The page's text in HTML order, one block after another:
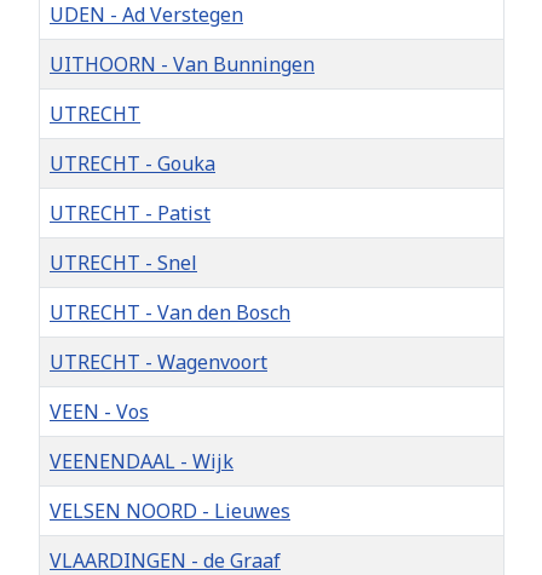
UDEN - Ad Verstegen
UITHOORN - Van Bunningen
UTRECHT
UTRECHT - Gouka
UTRECHT - Patist
UTRECHT - Snel
UTRECHT - Van den Bosch
UTRECHT - Wagenvoort
VEEN - Vos
VEENENDAAL - Wijk
VELSEN NOORD - Lieuwes
VLAARDINGEN - de Graaf